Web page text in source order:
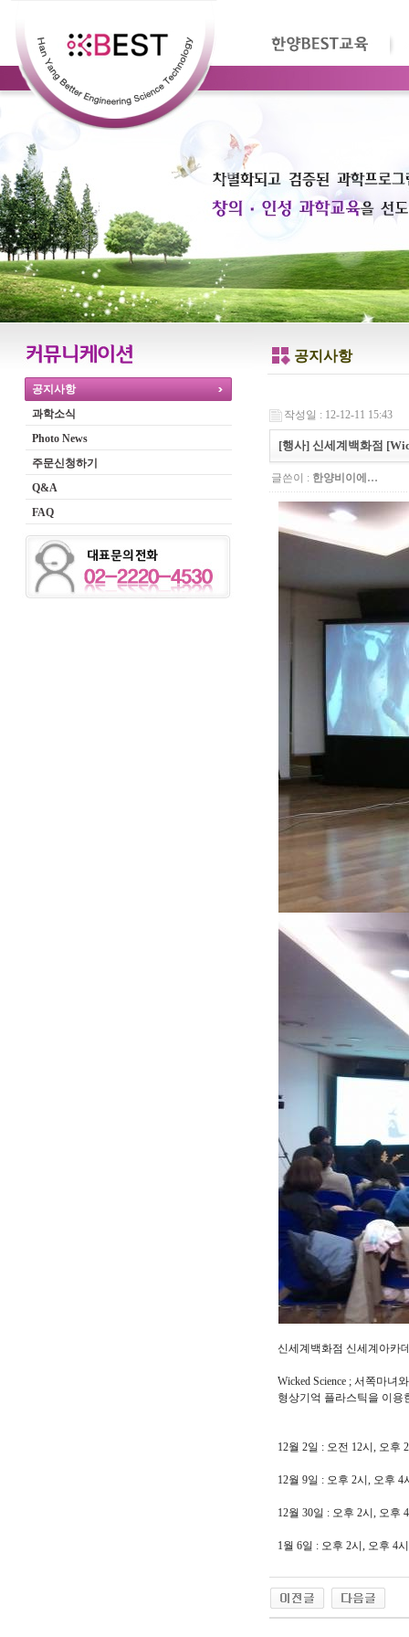
공지사항
과학소식
Photo News
주문신청하기
Q&A
FAQ
공지사항
작성일 : 12-12-11 15:43
[행사] 신세계백화점
글쓴이 : 한양비이에…
신세계백화점 신세계아카
Wicked Science ; 서쪽마녀
형상기억 플라스틱을 이용
12월 2일 : 오전 12시, 오후
12월 9일 : 오후 2시, 오후 4
12월 30일 : 오후 2시, 오후
1월 6일 : 오후 2시, 오후 4